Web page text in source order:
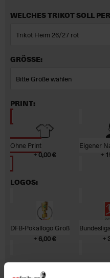
WELCHES TRIKOT SOLL
GRÖSSE:
PRINT:
Ohne Print
+ 0,00 €
Eigener
+
LOGOS:
DFB-Pokallogo Groß
+ 6,00 €
+